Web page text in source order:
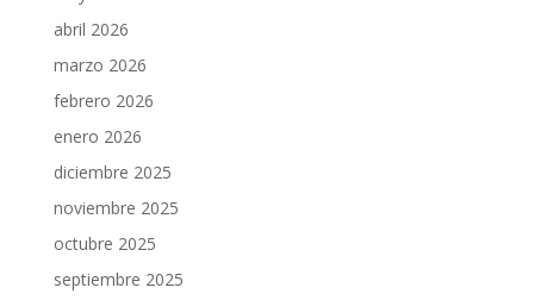
abril 2026
marzo 2026
febrero 2026
enero 2026
diciembre 2025
noviembre 2025
octubre 2025
septiembre 2025